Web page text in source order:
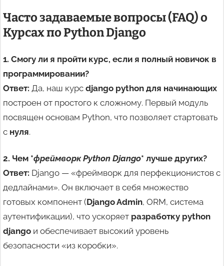
Часто задаваемые вопросы (FAQ) о
Курсах по Python Django
1. Смогу ли я пройти курс, если я полный новичок в
программировании?
Ответ: Да, наш курсdjango python для начинающих
построен от простого к сложному. Первый модуль
посвящен основам Python, что позволяет стартовать
с нуля.
2. Чем *фреймворк Python Django* лучше других?
Ответ: Django — «фреймворк для перфекционистов с
дедлайнами». Он включает в себя множество
готовых компонент (Django Admin, ORM, система
аутентификации), что ускоряет разработку python
django и обеспечивает высокий уровень
безопасности «из коробки».